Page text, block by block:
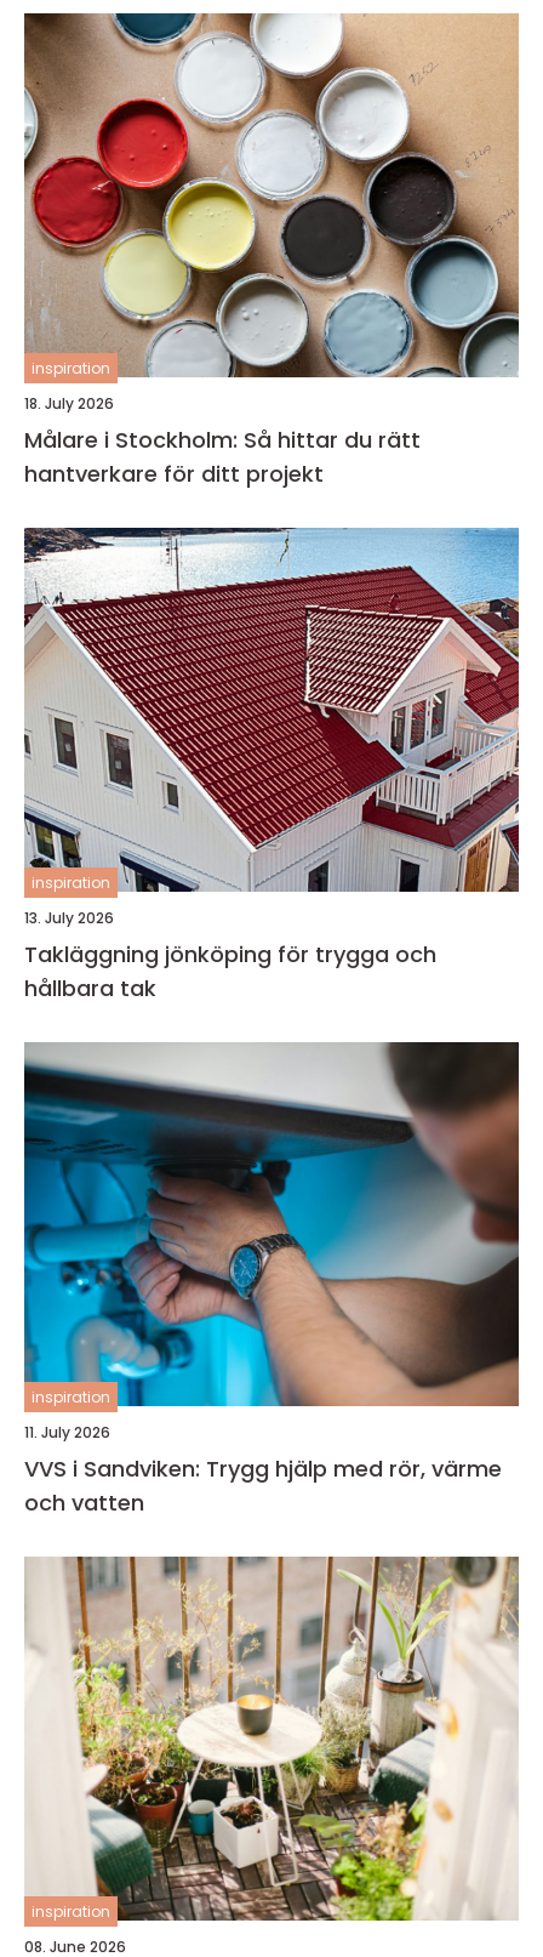
inspiration
18. July 2026
Målare i Stockholm: Så hittar du rätt
hantverkare för ditt projekt
inspiration
13. July 2026
Takläggning jönköping för trygga och
hållbara tak
inspiration
11. July 2026
VVS i Sandviken: Trygg hjälp med rör, värme
och vatten
inspiration
08. June 2026